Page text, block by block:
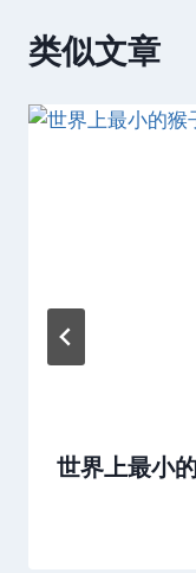
类似文章
世界上最小